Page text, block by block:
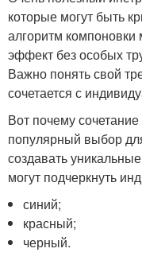
которые могут быть
алгоритм
эффект без особых
Важно понять свой
сочетается с
Вот почему сочетание
популярный выбор
создавать
могут подчеркнуть
синий;
красный;
черный.